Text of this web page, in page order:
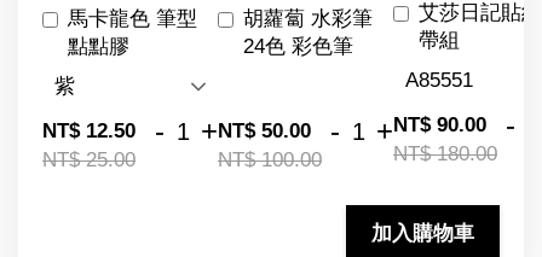
馬卡龍色 筆型
點點膠
NT$ 12.50
NT$ 25.00
- +
胡蘿蔔 水彩筆
24色 彩色筆
NT$ 50.00
NT$ 100.00
- +
艾莎日記貼
帶組
NT$ 90.00
NT$ 180.00
-
加入購物車